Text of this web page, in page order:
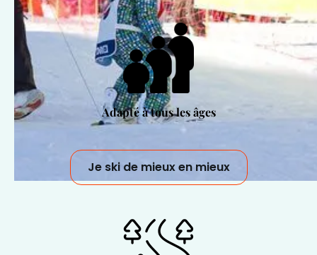
Adapté à tous les âges
Je ski de mieux en mieux